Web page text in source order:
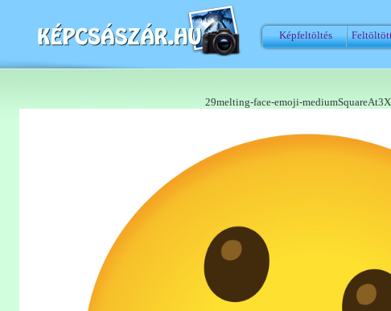
Képfeltöltés
29melting-face-emoji-